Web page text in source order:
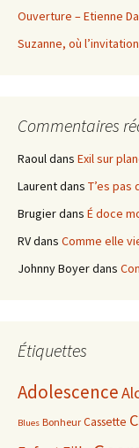
Ouverture – Etienne
Suzanne, où
Commentaires
Raouldans Exil sur
Laurentdans T’es pas
Brugierdans É doce
RVdans Comme elle
Johnny Boyerdans
Étiquettes
Adolescence
Blues Bonheur Cassette